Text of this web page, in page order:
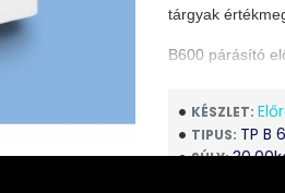
tárgyak
B600 párásító
Wifi
PIN
alacsony
KÉSZLET:
TIPUS: TP B
SÚLY: